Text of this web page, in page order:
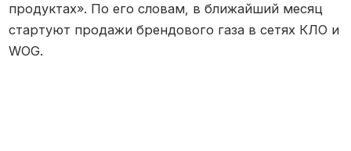
продуктах». По его словам, в ближайший месяц
стартуют продажи брендового газа в сетях КЛО и
WOG.